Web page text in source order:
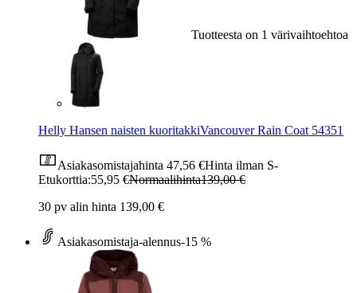
Tuotteesta on 1 värivaihtoehtoa
Helly Hansen naisten kuoritakkiVancouver Rain Coat 54351
Asiakasomistajahinta 47,56 €Hinta ilman S-
Etukorttia:55,95 €Normaalihinta139,00 €
30 pv alin hinta 139,00 €
Asiakasomistaja-alennus-15 %